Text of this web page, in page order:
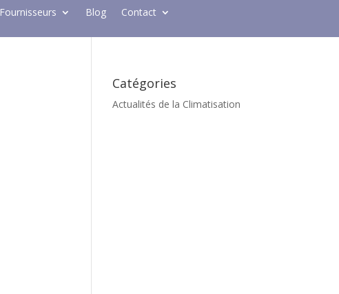
Fournisseurs Blog Contact
Catégories
Actualités de la Climatisation